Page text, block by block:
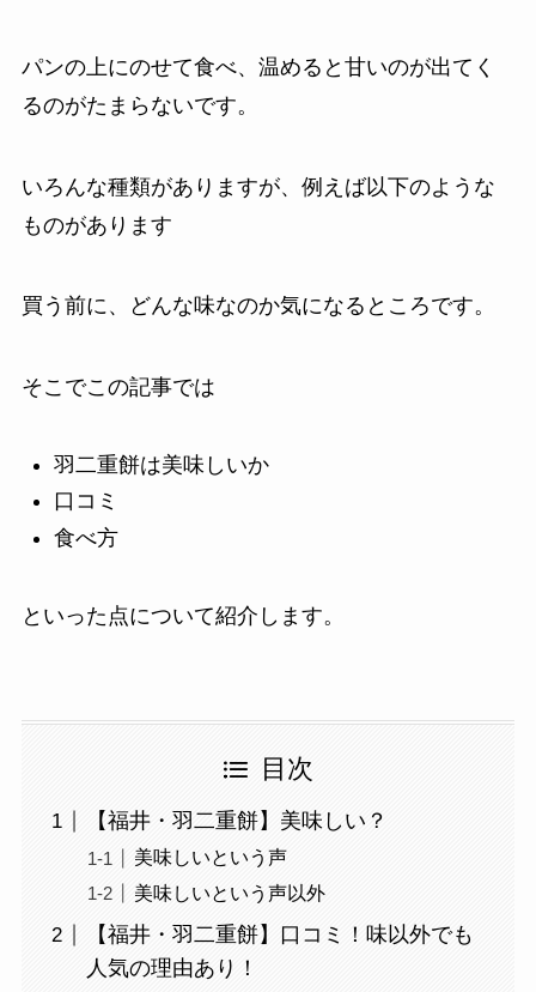
パンの上にのせて食べ、温めると甘いのが出てく
るのがたまらないです。
いろんな種類がありますが、例えば以下のような
ものがあります
買う前に、どんな味なのか気になるところです。
そこでこの記事では
羽二重餅は美味しいか
口コミ
食べ方
といった点について紹介します。
目次
【福井・羽二重餅】美味しい？
美味しいという声
美味しいという声以外
【福井・羽二重餅】口コミ！味以外でも
人気の理由あり！